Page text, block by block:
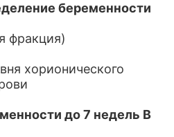
беременности
фракция)
хорионического
до 7 недель В